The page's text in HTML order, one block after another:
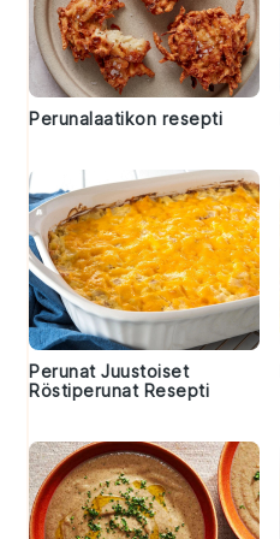
Perunalaatikon resepti
Perunat Juustoiset
Röstiperunat Resepti